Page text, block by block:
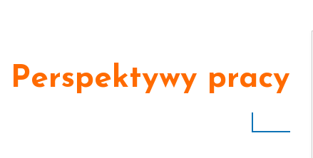
Perspektywy pracy